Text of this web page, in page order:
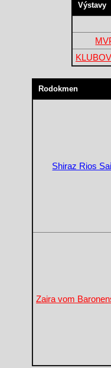
Výstavy
Rodokmen
Shiraz Rios
Zaira vom